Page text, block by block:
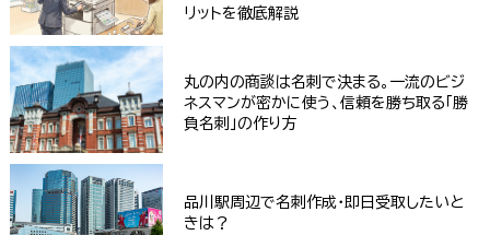
リットを徹底解説
丸の内の商談は名刺で決まる。一流のビジ
ネスマンが密かに使う、信頼を勝ち取る「勝
負名刺」の作り方
品川駅周辺で名刺作成・即日受取したいと
きは？